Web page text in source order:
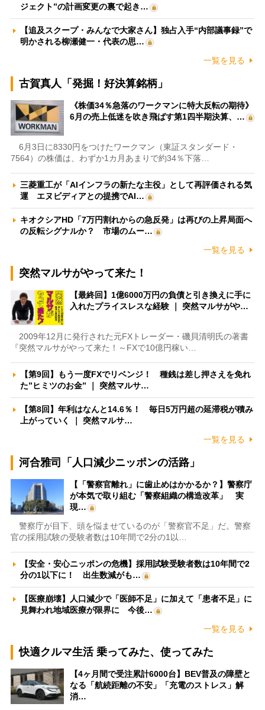
ジェクト”の計画変更の裏で起き…
【追及スクープ・みんなで大家さん】独占入手“内部議事録”で
明かされる柳瀬健一・代表の思…
一覧を見る
古賀真人「発掘！好決算銘柄」
《株価34％急落のワークマンに特大反転の期待》
6月の売上低迷を吹き飛ばす第1四半期決算、…
6月3日に8330円をつけたワークマン（東証スタンダード・
7564）の株価は、わずか1カ月あまりで約34％下落…
三菱重工が「AIインフラの新たな主役」として再評価される気
運 エヌビディアとの提携でAI…
キオクシアHD「7万円割れからの急反発」は再びの上昇局面へ
の反転シグナルか？ 市場のムー…
一覧を見る
突然マルサがやって来た！
【最終回】1億6000万円の負債と引き換えに手に
入れたプライスレスな経験 ｜ 突然マルサがや…
2009年12月に発行された元FXトレーダー・磯貝清明氏の著書
『突然マルサがやって来た！～FXで10億円稼い…
【第9回】もう一度FXでリベンジ！ 種銭は差し押さえを免れ
た”ヒミツのお金” ｜ 突然マルサ…
【第8回】年利はなんと14.6％！ 毎日5万円超の延滞税が積み
上がっていく ｜ 突然マルサ…
一覧を見る
河合雅司「人口減少ニッポンの活路」
【「警察官離れ」に歯止めはかかるか？】警察庁
が本気で取り組む「警察組織の構造改革」 実
現…
警察庁が目下、頭を悩ませているのが「警察官不足」だ。警察
官の採用試験の受験者数は10年間で2分の1以…
【安全・安心ニッポンの危機】採用試験受験者数は10年間で2
分の1以下に！ 出生数減がも…
【医療崩壊】人口減少で「医師不足」に加えて「患者不足」に
見舞われ地域医療が限界に 今後…
一覧を見る
快適クルマ生活 乗ってみた、使ってみた
【4ヶ月間で受注累計6000台】BEV普及の障壁と
なる「航続距離の不安」「充電のストレス」解
消…